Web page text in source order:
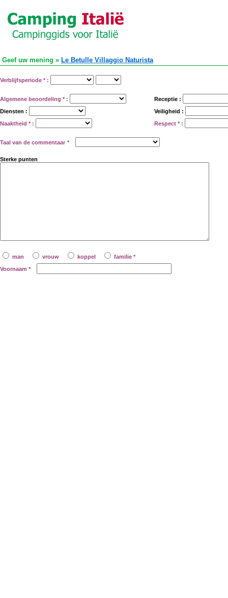
Geef uw mening » Le Betulle Villaggio Naturista
Verblijfsperiode * :
Algemene beoordeling * :
Receptie :
Diensten :
Veiligheid :
Naaktheid * : Respect * :
Taal van de commentaar *
Sterke punten
man vrouw koppel
familie *
Voornaam *